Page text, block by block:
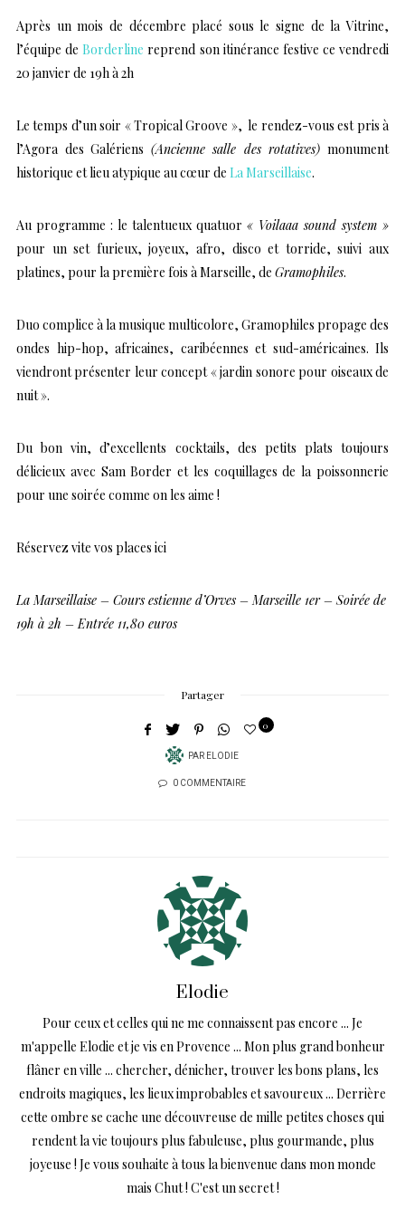
Après un mois de décembre placé sous le signe de la Vitrine,
l’équipe de Borderline reprend son itinérance festive ce vendredi
20 janvier de 19h à 2h
Le temps d’un soir « Tropical Groove », le rendez-vous est pris à
l’Agora des Galériens (Ancienne salle des rotatives) monument
historique et lieu atypique au cœur de La Marseillaise.
Au programme : le talentueux quatuor « Voilaaa sound system »
pour un set furieux, joyeux, afro, disco et torride, suivi aux
platines, pour la première fois à Marseille, de Gramophiles.
Duo complice à la musique multicolore, Gramophiles propage des
ondes hip-hop, africaines, caribéennes et sud-américaines. Ils
viendront présenter leur concept « jardin sonore pour oiseaux de
nuit ».
Du bon vin, d’excellents cocktails, des petits plats toujours
délicieux avec Sam Border et les coquillages de la poissonnerie
pour une soirée comme on les aime !
Réservez vite vos places ici
La Marseillaise – Cours estienne d’Orves – Marseille 1er – Soirée de
19h à 2h – Entrée 11,80 euros
Partager
PAR ELODIE
0
0 COMMENTAIRE
Elodie
Pour ceux et celles qui ne me connaissent pas encore ... Je
m'appelle Elodie et je vis en Provence ... Mon plus grand bonheur
flâner en ville ... chercher, dénicher, trouver les bons plans, les
endroits magiques, les lieux improbables et savoureux ... Derrière
cette ombre se cache une découvreuse de mille petites choses qui
rendent la vie toujours plus fabuleuse, plus gourmande, plus
joyeuse ! Je vous souhaite à tous la bienvenue dans mon monde
mais Chut ! C'est un secret !